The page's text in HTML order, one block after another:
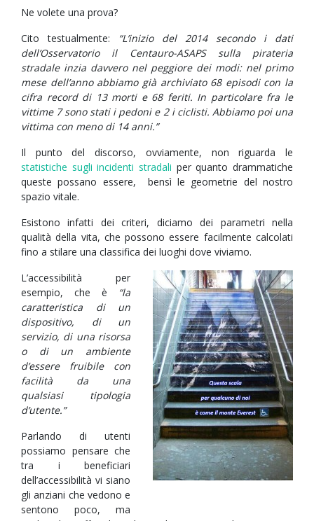
Ne volete una prova?
Cito testualmente:
“L’inizio del 2014 secondo i dati
dell’Osservatorio il Centauro-ASAPS sulla pirateria
stradale inzia davvero nel peggiore dei modi: nel primo
mese dell’anno abbiamo già archiviato 68 episodi con la
cifra record di 13 morti e 68 feriti. In particolare fra le
vittime 7 sono stati i pedoni e 2 i ciclisti. Abbiamo poi una
vittima con meno di 14 anni.”
Il punto del discorso, ovviamente, non riguarda le
statistiche sugli incidenti stradali per quanto drammatiche
queste possano essere, bensì le geometrie del nostro
spazio vitale.
Esistono infatti dei criteri, diciamo dei parametri nella
qualità della vita, che possono essere facilmente calcolati
fino a stilare una classifica dei luoghi dove viviamo.
L’accessibilità per
esempio, che è
“la
caratteristica di un
dispositivo, di un
servizio, di una risorsa
o di un ambiente
d’essere fruibile con
facilità da una
qualsiasi tipologia
d’utente.”
Parlando di utenti
possiamo pensare che
tra i beneficiari
dell’accessibilità vi siano
gli anziani che vedono e
sentono poco, ma